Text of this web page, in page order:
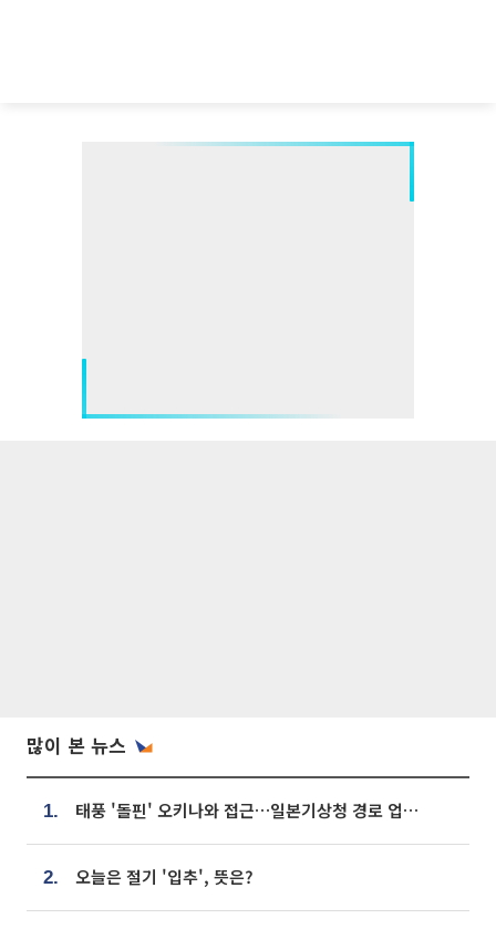
많이 본 뉴스
1. 태풍 '돌핀' 오키나와 접근…일본기상청 경로 업데이트
2. 오늘은 절기 '입추', 뜻은?